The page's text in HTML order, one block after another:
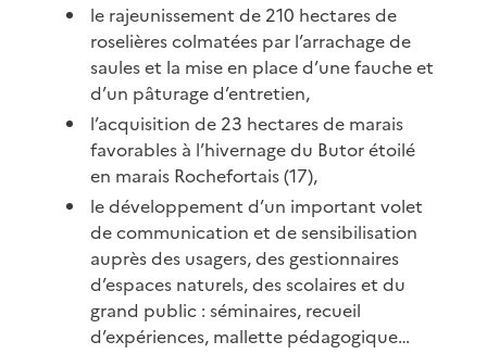
le rajeunissement de 210 hectares de
roselières colmatées par l’arrachage de
saules et la mise en place d’une fauche et
d’un pâturage d’entretien,
l’acquisition de 23 hectares de marais
favorables à l’hivernage du Butor étoilé
en marais Rochefortais (17),
le développement d’un important volet
de communication et de sensibilisation
auprès des usagers, des gestionnaires
d’espaces naturels, des scolaires et du
grand public : séminaires, recueil
d’expériences, mallette pédagogique…